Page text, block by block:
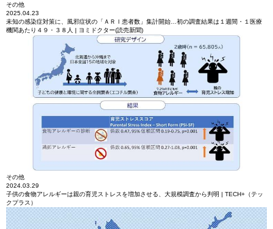
その他
2025.04.23
未知の感染症対策に、風邪症状の「ＡＲＩ患者数」集計開始…初の調査結果は１週間・１医療
機関あたり４９・３８人 | ヨミドクター(読売新聞)
その他
2024.03.29
子供の食物アレルギーは親の育児ストレスを増加させる、大規模調査から判明 | TECH+（テッ
クプラス）